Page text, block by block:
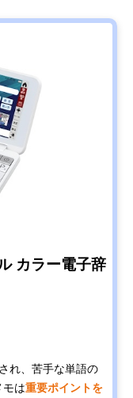
カラー電子辞
れ、苦手な単語の
モは重要ポイントを